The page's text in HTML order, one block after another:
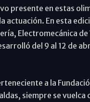
presente en estas
actuación. En esta
Electromecánica
del 9 al 12 de
a la
siempre se vuelca